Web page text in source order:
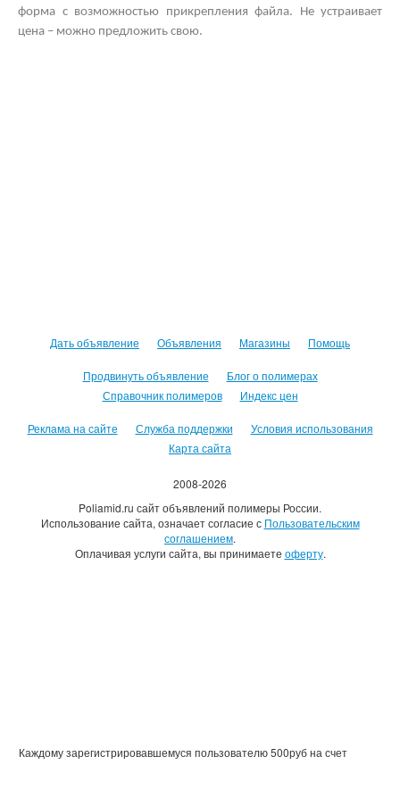
форма с возможностью прикрепления файла. Не устраивает
цена – можно предложить свою.
Дать объявление Объявления Магазины Помощь
Продвинуть объявление
Блог о полимерах
Справочник полимеров
Индекс цен
Реклама на сайте Служба поддержки
Условия использования
Карта сайта
2008-2026
Poliamid.ru сайт объявлений полимеры России.
Использование сайта, означает согласие с Пользовательским
соглашением.
Оплачивая услуги сайта, вы принимаете оферту.
Каждому зарегистрировавшемуся пользователю 500руб на счет